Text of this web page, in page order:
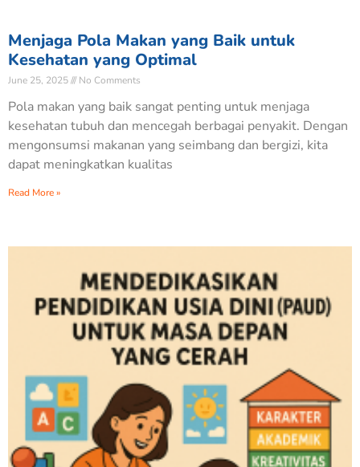
Menjaga Pola Makan yang Baik untuk
Kesehatan yang Optimal
June 25, 2025 No Comments
Pola makan yang baik sangat penting untuk menjaga
kesehatan tubuh dan mencegah berbagai penyakit. Dengan
mengonsumsi makanan yang seimbang dan bergizi, kita
dapat meningkatkan kualitas
Read More »